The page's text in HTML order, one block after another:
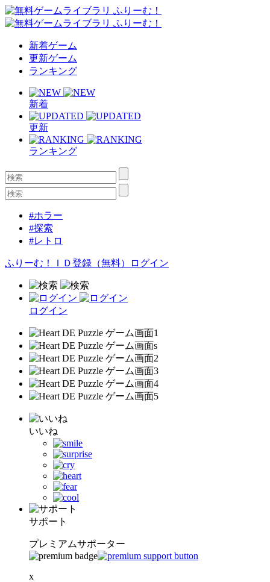
新着ゲーム
更新ゲーム
ランキング
新着
更新
ランキング
#ホラー
#探索
#レトロ
ふりーむ！ＩＤ登録（無料） ログイン
ログイン
いいね
サポート
プレミアムサポーター
x